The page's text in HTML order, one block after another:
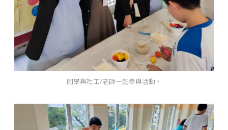
同學與社工/老師一起參與活動。